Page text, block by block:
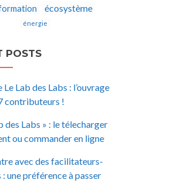
écosystème
énergie
POSTS
Le Lab des Labs : l’ouvrage
contributeurs !
des Labs » : le télecharger
ou commander en ligne
avec des facilitateurs-
une préférence à passer